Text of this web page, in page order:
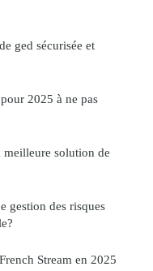
ged sécurisée et
2025 à ne pas
solution de
gestion des risques
Stream en 2025